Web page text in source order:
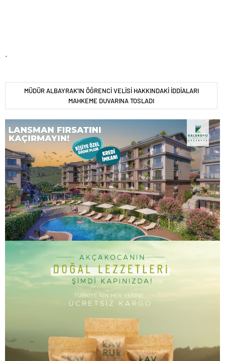
MÜDÜR ALBAYRAK'IN ÖĞRENCİ VELİSİ HAKKINDAKİ İDDİALARI
MAHKEME DUVARINA TOSLADI